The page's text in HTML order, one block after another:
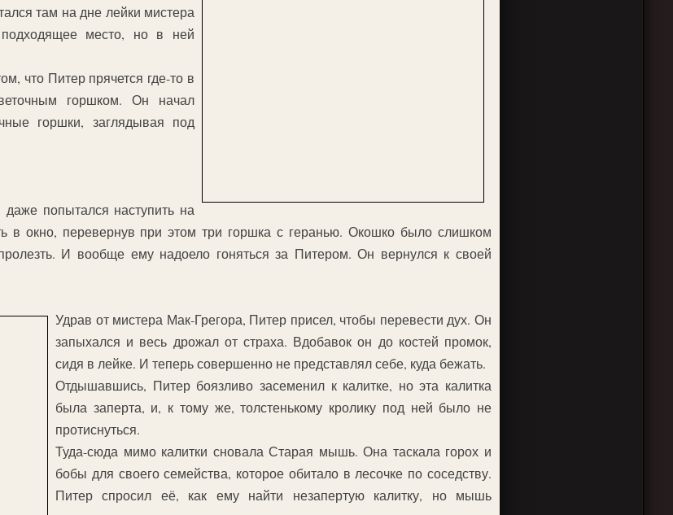
там на дне лейки мистера
подходящее место, но в ней
что Питер прячется где-то в
горшком. Он начал
горшки, заглядывая под
попытался наступить на
в окно, перевернув при этом три горшка с геранью. Окошко было слишком
И вообще ему надоело гоняться за Питером. Он вернулся к своей
Удрав от мистера Мак-Грегора, Питер присел, чтобы перевести дух. Он
запыхался и весь дрожал от страха. Вдобавок он до костей промок,
сидя в лейке. И теперь совершенно не представлял себе, куда бежать.
Отдышавшись, Питер боязливо засеменил к калитке, но эта калитка
была заперта, и, к тому же, толстенькому кролику под ней было не
протиснуться.
Туда-сюда мимо калитки сновала Старая мышь. Она таскала горох и
бобы для своего семейства, которое обитало в лесочке по соседству.
Питер спросил её, как ему найти незапертую калитку, но мышь